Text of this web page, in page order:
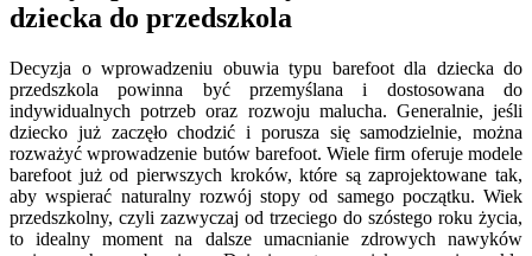
dziecka do przedszkola
Decyzja o wprowadzeniu obuwia typu barefoot dla dziecka do
przedszkola powinna być przemyślana i dostosowana do
indywidualnych potrzeb oraz rozwoju malucha. Generalnie, jeśli
dziecko już zaczęło chodzić i porusza się samodzielnie, można
rozważyć wprowadzenie butów barefoot. Wiele firm oferuje modele
barefoot już od pierwszych kroków, które są zaprojektowane tak,
aby wspierać naturalny rozwój stopy od samego początku. Wiek
przedszkolny, czyli zazwyczaj od trzeciego do szóstego roku życia,
to idealny moment na dalsze umacnianie zdrowych nawyków